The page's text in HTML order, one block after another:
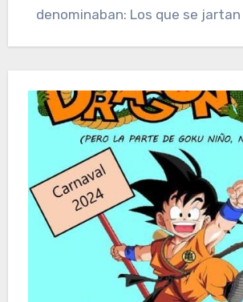
denominaban: Los que se jartan